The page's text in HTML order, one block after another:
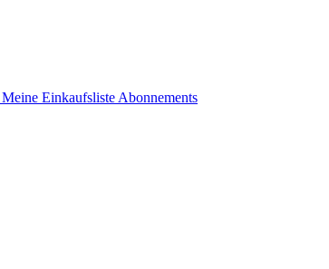
Meine EinkaufslisteAbonnements